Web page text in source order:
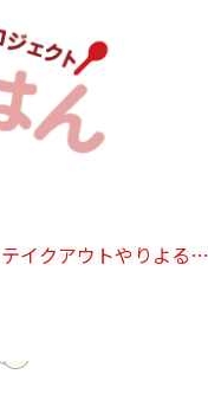
テイクアウトやりよるけ